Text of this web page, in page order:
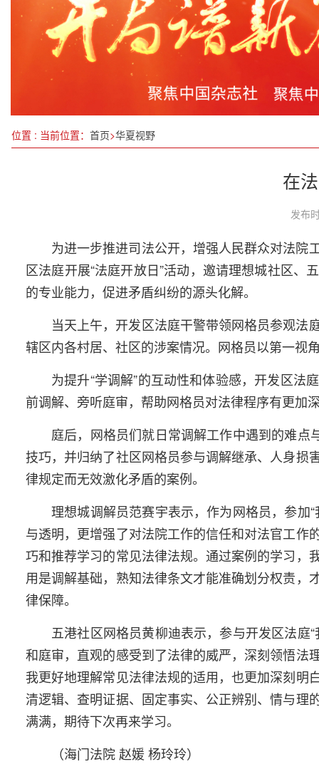
中国民营企业家为“科技强国”之志再赋能——学习
“才聚经开 创领未来”创业路演活动成功举办
《中华民族史论丛》创刊号出版座谈会在京举办
位置 : 当前位置： 首页>华夏视野
在
发布
为进一步推进司法公开，增强人民群众对法院
区法庭开展“法庭开放日”活动，邀请理想城社区
的专业能力，促进矛盾纠纷的源头化解。
当天上午，开发区法庭干警带领网格员参观法
辖区内各村居、社区的涉案情况。网格员以第一视
为提升“学调解”的互动性和体验感，开发区
前调解、旁听庭审，帮助网格员对法律程序有更加
庭后，网格员们就日常调解工作中遇到的难点
技巧，并归纳了社区网格员参与调解继承、人身损
律规定而无效激化矛盾的案例。
理想城调解员范赛宇表示，作为网格员，参加
与透明，更增强了对法院工作的信任和对法官工
巧和推荐学习的常见法律法规。通过案例的学习，
用是调解基础，熟知法律条文才能准确划分权责
律保障。
五港社区网格员黄柳迪表示，参与开发区法庭
和庭审，直观的感受到了法律的威严，深刻领悟法
我更好地理解常见法律法规的适用，也更加深刻
清逻辑、查明证据、固定事实、公正辨别、情与理
满满，期待下次再来学习。
（海门法院 赵媛 杨玲玲）